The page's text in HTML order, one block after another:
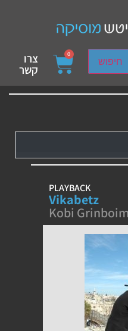
חיפוש
device users, explore by
0 צרו
קשר
PLAYBACK
Vikabetz
Kobi Grinboim